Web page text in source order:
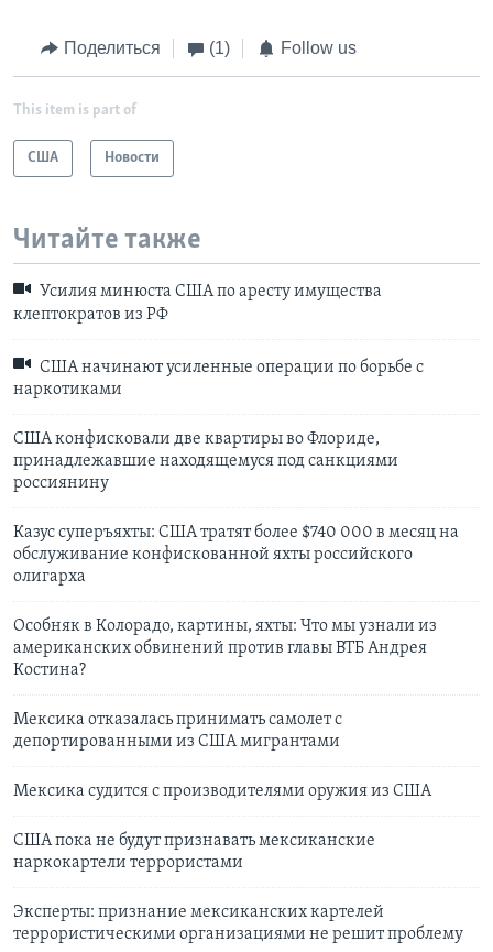
Поделиться (1) Follow us
This item is part of
США Новости
Читайте также
Усилия минюста США по аресту имущества
клептократов из РФ
США начинают усиленные операции по борьбе с
наркотиками
США конфисковали две квартиры во Флориде,
принадлежавшие находящемуся под санкциями
россиянину
Казус суперъяхты: США тратят более $740 000 в месяц на
обслуживание конфискованной яхты российского
олигарха
Особняк в Колорадо, картины, яхты: Что мы узнали из
американских обвинений против главы ВТБ Андрея
Костина?
Мексика отказалась принимать самолет с
депортированными из США мигрантами
Мексика судится с производителями оружия из США
США пока не будут признавать мексиканские
наркокартели террористами
Эксперты: признание мексиканских картелей
террористическими организациями не решит проблему